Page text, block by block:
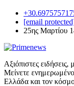
[email
25ης Μαρτίου
Αξιόπιστες
Μείνετε
Ελλάδα και τον